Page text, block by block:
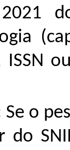
Se o
do